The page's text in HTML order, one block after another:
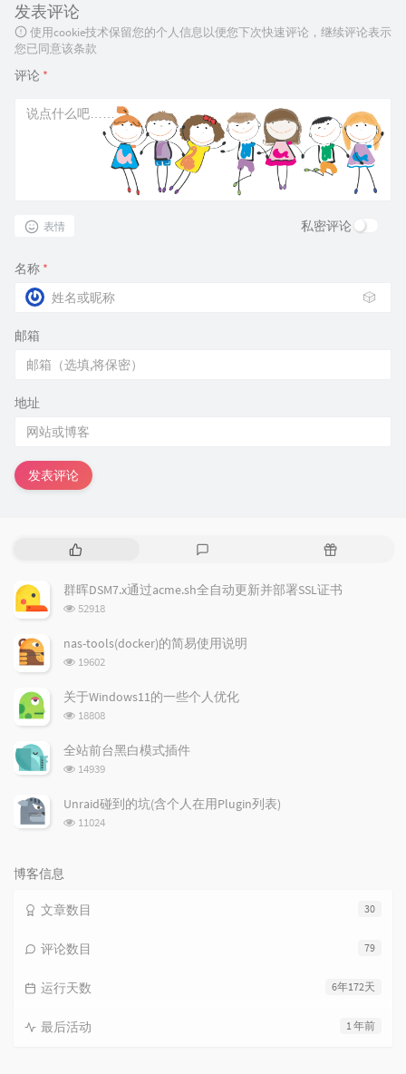
发表评论
使用cookie技术保留您的个人信息以便您下次快速评论，继续评论表示
您已同意该条款
评论 *
表情 私密评论
名称 *
🎲
邮箱
地址
发表评论
热
文
章
评
随
文
群晖DSM7.x通过acme.sh全自动更新并部署SSL证书
浏
次
52918
nas-tools(docker)的简易使用说明
浏
次
数:
19602
关于Windows11的一些个人优化
浏
次
数:
18808
全站前台黑白模式插件
浏
次
14939
Unraid碰到的坑(含个人在用Plugin列表)
浏
11024
博客信息
30
文章数目
79
评论数目
6年172天
运行天数
1 年前
最后活动